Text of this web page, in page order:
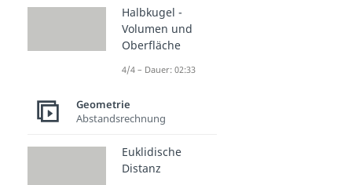
Halbkugel -
Volumen und
Oberfläche
4/4 – Dauer: 02:33
Geometrie
Abstandsrechnung
Euklidische
Distanz